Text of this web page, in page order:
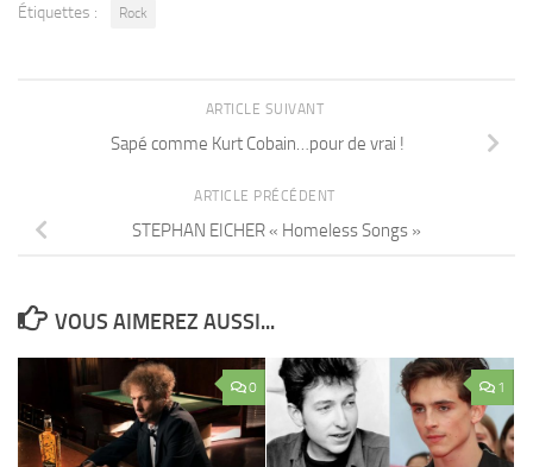
Étiquettes : Rock
ARTICLE SUIVANT
Sapé comme Kurt Cobain…pour de vrai !
ARTICLE PRÉCÉDENT
STEPHAN EICHER « Homeless Songs »
VOUS AIMEREZ AUSSI...
0 1